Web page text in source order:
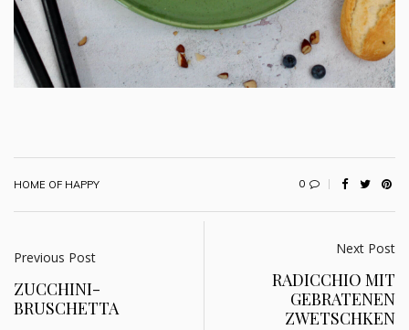
HOME OF HAPPY 0
Previous Post
ZUCCHINI-
BRUSCHETTA
Next Post
RADICCHIO MIT
GEBRATENEN
ZWETSCHKEN